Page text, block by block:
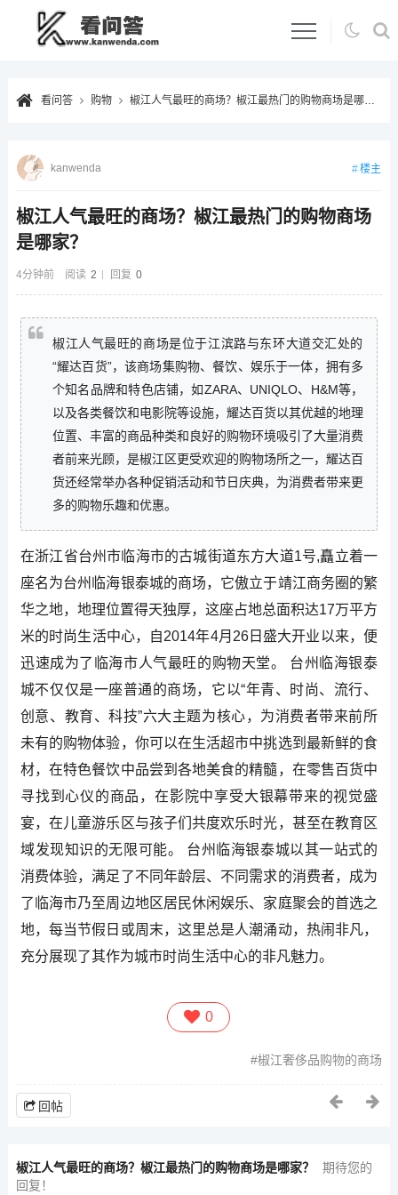
看问答 购物 椒江人气最旺的商场？椒江最热门的购物商场是哪家？
椒江人气最旺的商场？椒江最热门的购物商场
是哪家？
4分钟前 阅读 2 回复 0
kanwenda 楼主
椒江人气最旺的商场是位于江滨路与东环大道交汇处的
“耀达百货”，该商场集购物、餐饮、娱乐于一体，拥有多
个知名品牌和特色店铺，如ZARA、UNIQLO、H&M等，
以及各类餐饮和电影院等设施，耀达百货以其优越的地理
位置、丰富的商品种类和良好的购物环境吸引了大量消费
者前来光顾，是椒江区更受欢迎的购物场所之一，耀达百
货还经常举办各种促销活动和节日庆典，为消费者带来更
多的购物乐趣和优惠。
在浙江省台州市临海市的古城街道东方大道1号,矗立着一
座名为台州临海银泰城的商场，它傲立于靖江商务圈的繁
华之地，地理位置得天独厚，这座占地总面积达17万平方
米的时尚生活中心，自2014年4月26日盛大开业以来，便
迅速成为了临海市人气最旺的购物天堂。 台州临海银泰
城不仅仅是一座普通的商场，它以“年青、时尚、流行、
创意、教育、科技”六大主题为核心，为消费者带来前所
未有的购物体验，你可以在生活超市中挑选到最新鲜的食
材，在特色餐饮中品尝到各地美食的精髓，在零售百货中
寻找到心仪的商品，在影院中享受大银幕带来的视觉盛
宴，在儿童游乐区与孩子们共度欢乐时光，甚至在教育区
域发现知识的无限可能。 台州临海银泰城以其一站式的
消费体验，满足了不同年龄层、不同需求的消费者，成为
了临海市乃至周边地区居民休闲娱乐、家庭聚会的首选之
地，每当节假日或周末，这里总是人潮涌动，热闹非凡，
充分展现了其作为城市时尚生活中心的非凡魅力。
0
椒江奢侈品购物的商场
回帖
椒江人气最旺的商场？椒江最热门的购物商场是哪家？
期待您的
回复！